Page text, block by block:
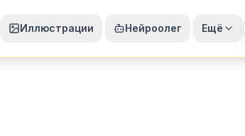
Иллюстрации Нейроолег Ещё